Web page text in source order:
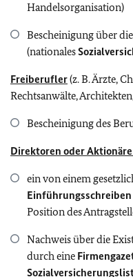
Handelsorganisation)
Bescheinigung über
(nationales
Freiberufler(z. B. Ärzte,
Rechtsanwälte,
Bescheinigung des
Direktoren oder
ein von einem
Einführungsschreiben
Position des
Nachweis über die
durch eine